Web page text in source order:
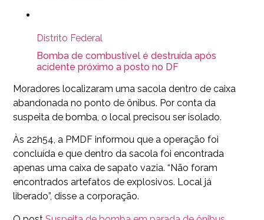
Distrito Federal
Bomba de combustível é destruída após
acidente próximo a posto no DF
Moradores localizaram uma sacola dentro de caixa
abandonada no ponto de ônibus. Por conta da
suspeita de bomba, o local precisou ser isolado.
Às 22h54, a PMDF informou que a operação foi
concluída e que dentro da sacola foi encontrada
apenas uma caixa de sapato vazia. “Não foram
encontrados artefatos de explosivos. Local já
liberado”, disse a corporação.